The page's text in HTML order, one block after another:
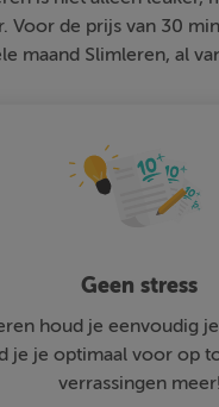
Voor de prijs van 30
maand Slimleren, al
Geen stress
houd je eenvoudig
je je optimaal voor op
verrassingen meer!